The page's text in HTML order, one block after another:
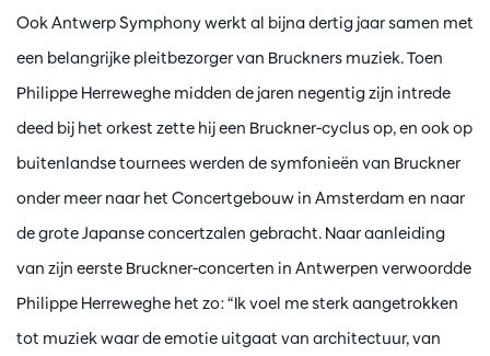
Ook Antwerp Symphony werkt al bijna dertig jaar samen met
een belangrijke pleitbezorger van Bruckners muziek. Toen
Philippe Herreweghe midden de jaren negentig zijn intrede
deed bij het orkest zette hij een Bruckner-cyclus op, en ook op
buitenlandse tournees werden de symfonieën van Bruckner
onder meer naar het Concertgebouw in Amsterdam en naar
de grote Japanse concertzalen gebracht. Naar aanleiding
van zijn eerste Bruckner-concerten in Antwerpen verwoordde
Philippe Herreweghe het zo: “Ik voel me sterk aangetrokken
tot muziek waar de emotie uitgaat van architectuur, van